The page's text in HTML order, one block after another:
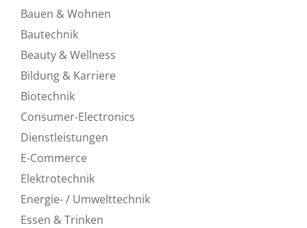
Bauen & Wohnen
Bautechnik
Beauty & Wellness
Bildung & Karriere
Biotechnik
Consumer-Electronics
Dienstleistungen
E-Commerce
Elektrotechnik
Energie- / Umwelttechnik
Essen & Trinken